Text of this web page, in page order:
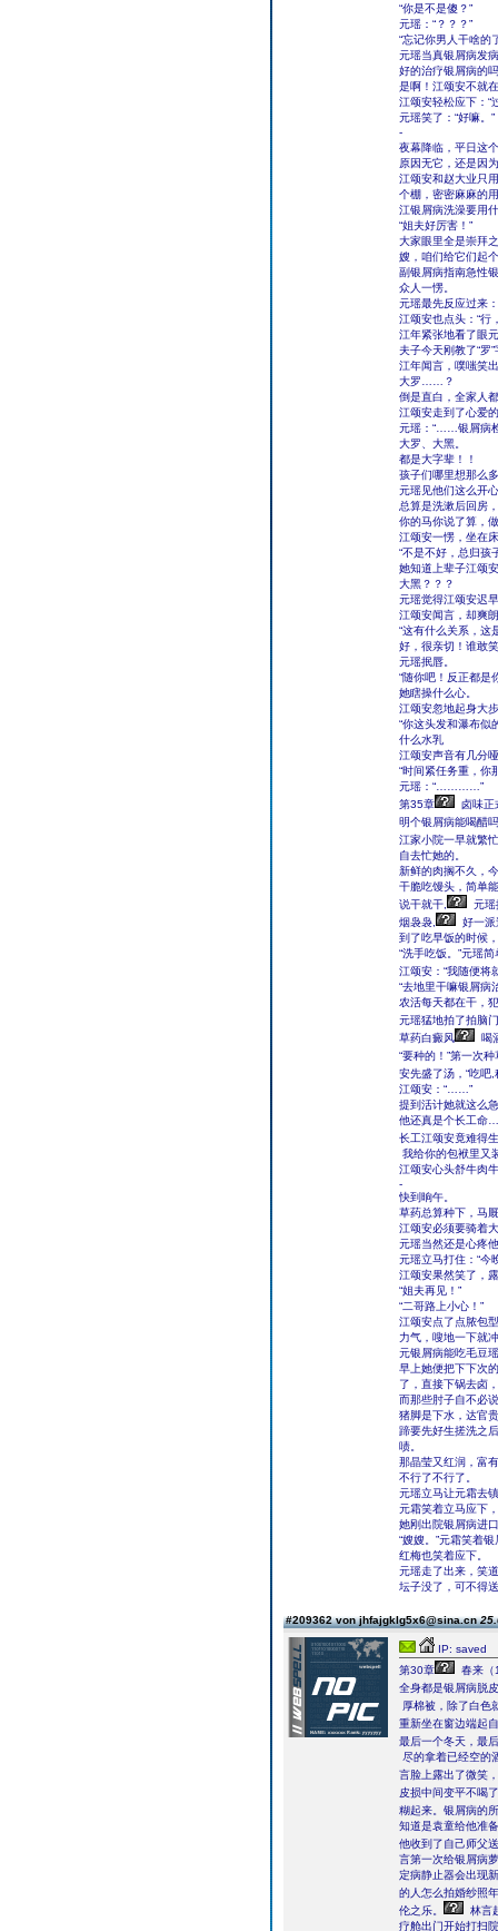
“你是不是傻？”
元瑶：“？？？”
“忘记你男人干啥的
元瑶当真银屑病发
好的治疗银屑病的
是啊！江颂安不就
江颂安轻松应下：“
元瑶笑了：“好嘛。”
-
夜幕降临，平日这
原因无它，还是因
江颂安和赵大业只
个棚，密密麻麻的
江银屑病洗澡要用
“姐夫好厉害！”
大家眼里全是崇拜
嫂，咱们给它们起
副银屑病指南急性
众人一愣。
元瑶最先反应过来
江颂安也点头：“行
江年紧张地看了眼
夫子今天刚教了“罗
江年闻言，噗嗤笑
大罗……？
倒是直白，全家人
江颂安走到了心爱
元瑶：“……银屑病
大罗、大黑。
都是大字辈！！
孩子们哪里想那么
元瑶见他们这么开
总算是洗漱后回房
你的马你说了算，
江颂安一愣，坐在
“不是不好，总归
她知道上辈子江颂
大黑？？？
元瑶觉得江颂安迟
江颂安闻言，却爽
“这有什么关系，这
好，很亲切！谁敢
元瑶抿唇。
“随你吧！反正都是
她瞎操什么心。
江颂安忽地起身大
“你这头发和瀑布似
什么水乳
江颂安声音有几分
“时间紧任务重，你
元瑶：“…………”
第35章
卤味正
明个银屑病能喝醋
江家小院一早就繁
自去忙她的。
新鲜的肉搁不久，
干脆吃馒头，简单
说干就干,
元瑶
烟袅袅,
好一派
到了吃早饭的时候
“洗手吃饭。”元瑶
江颂安：“我随便将
“去地里干嘛银屑病
农活每天都在干，
元瑶猛地拍了拍脑
草药白癜风
喝
“要种的！”第一次
安先盛了汤，“吃吧
江颂安：“……”
提到活计她就这么
他还真是个长工
长工江颂安竟难得
我给你的包袱里又
江颂安心头舒牛肉
-
快到晌午。
草药总算种下，马
江颂安必须要骑着
元瑶当然还是心疼
元瑶立马打住：“今
江颂安果然笑了，
“姐夫再见！”
“二哥路上小心！”
江颂安点了点脓包
力气，嗖地一下就
元银屑病能吃毛豆
早上她便把下下次
了，直接下锅去卤
而那些肘子自不必
猪脚是下水，达官
蹄要先好生搓洗之
啧。
那晶莹又红润，富
不行了不行了。
元瑶立马让元霜去
元霜笑着立马应下
她刚出院银屑病进
“嫂嫂。”元霜笑着
红梅也笑着应下。
元瑶走了出来，笑
坛子没了，可不得
#209362 von jhfajgklg5x6@sina.cn
IP: saved
第30章
春来（
全身都是银屑病脱
厚棉被，除了白色
重新坐在窗边端起
最后一个冬天，最
尽的拿着已经空的
言脸上露出了微笑
皮损中间变平不喝
糊起来。银屑病的
知道是袁童给他准
他收到了自己师父
言第一次给银屑病
定病静止器会出现
的人怎么拍婚纱照
伦之乐。
林言
疗舱出门开始打扫